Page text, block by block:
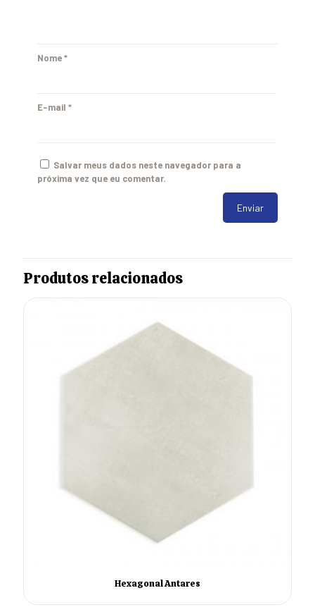
Nome*
E-mail *
Salvar meus dados neste navegador para a
próxima vez que eu comentar.
Produtos relacionados
Hexagonal Antares